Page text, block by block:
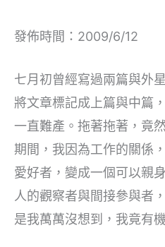
發佈時間：2009/6/12
七月初曾經寫過兩篇與外
將文章標記成上篇與中篇
一直難產。拖著拖著，竟
期間，我因為工作的關係
愛好者，變成一個可以親
人的觀察者與間接參與者
是我萬萬沒想到，我竟有